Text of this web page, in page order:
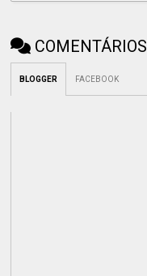
COMENTÁRIOS
BLOGGER FACEBOOK